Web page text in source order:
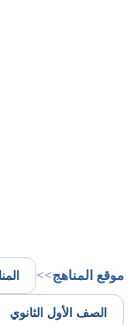
موقع المناهج>>